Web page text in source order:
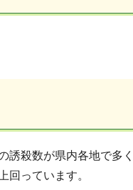
殺数が県内各地で多
回っています。